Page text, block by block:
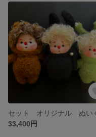
33,400円